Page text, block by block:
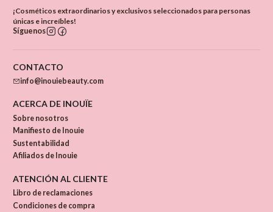
¡Cosméticos extraordinarios y exclusivos seleccionados para personas
únicas e increíbles!
Síguenos
CONTACTO
info@inouiebeauty.com
ACERCA DE INOUÏE
Sobre nosotros
Manifiesto de Inouie
Sustentabilidad
Afiliados de Inouie
ATENCIÓN AL CLIENTE
Libro de reclamaciones
Condiciones de compra